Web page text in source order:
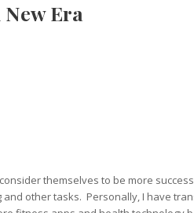
Era
themselves to be more
other tasks. Personally, I have